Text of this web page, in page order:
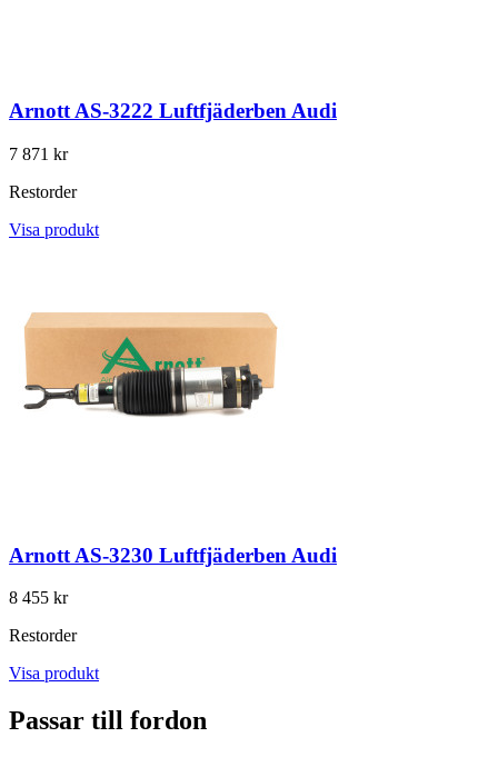
Arnott AS-3222 Luftfjäderben Audi
7 871 kr
Restorder
Visa produkt
Arnott AS-3230 Luftfjäderben Audi
8 455 kr
Restorder
Visa produkt
Passar till fordon